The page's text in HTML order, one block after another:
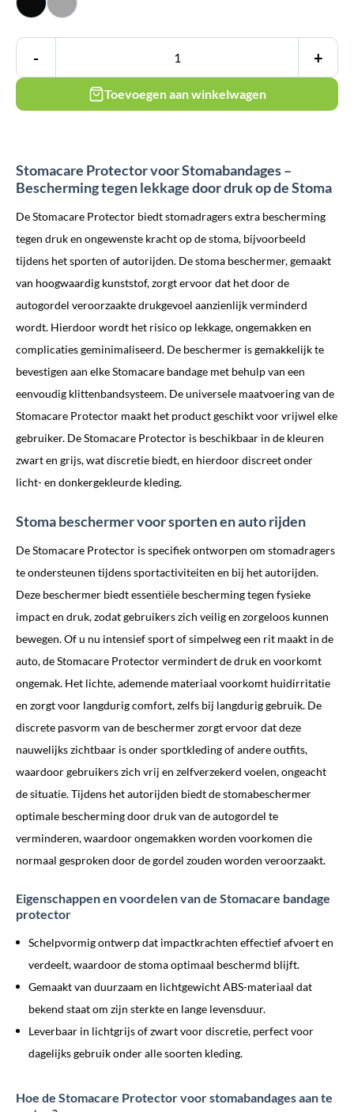
- +
Toevoegen aan winkelwagen
Stomacare Protector voor Stomabandages –
Bescherming tegen lekkage door druk op de Stoma
De Stomacare Protector biedt stomadragers extra bescherming
tegen druk en ongewenste kracht op de stoma, bijvoorbeeld
tijdens het sporten of autorijden. De stoma beschermer, gemaakt
van hoogwaardig kunststof, zorgt ervoor dat het door de
autogordel veroorzaakte drukgevoel aanzienlijk verminderd
wordt. Hierdoor wordt het risico op lekkage, ongemakken en
complicaties geminimaliseerd. De beschermer is gemakkelijk te
bevestigen aan elke Stomacare bandage met behulp van een
eenvoudig klittenbandsysteem. De universele maatvoering van de
Stomacare Protector maakt het product geschikt voor vrijwel elke
gebruiker. De Stomacare Protector is beschikbaar in de kleuren
zwart en grijs, wat discretie biedt, en hierdoor discreet onder
licht- en donkergekleurde kleding.
Stoma beschermer voor sporten en auto rijden
De Stomacare Protector is specifiek ontworpen om stomadragers
te ondersteunen tijdens sportactiviteiten en bij het autorijden.
Deze beschermer biedt essentiële bescherming tegen fysieke
impact en druk, zodat gebruikers zich veilig en zorgeloos kunnen
bewegen. Of u nu intensief sport of simpelweg een rit maakt in de
auto, de Stomacare Protector vermindert de druk en voorkomt
ongemak. Het lichte, ademende materiaal voorkomt huidirritatie
en zorgt voor langdurig comfort, zelfs bij langdurig gebruik. De
discrete pasvorm van de beschermer zorgt ervoor dat deze
nauwelijks zichtbaar is onder sportkleding of andere outfits,
waardoor gebruikers zich vrij en zelfverzekerd voelen, ongeacht
de situatie. Tijdens het autorijden biedt de stomabeschermer
optimale bescherming door druk van de autogordel te
verminderen, waardoor ongemakken worden voorkomen die
normaal gesproken door de gordel zouden worden veroorzaakt.
Eigenschappen en voordelen van de Stomacare bandage
protector
Schelpvormig ontwerp dat impactkrachten effectief afvoert en
verdeelt, waardoor de stoma optimaal beschermd blijft.
Gemaakt van duurzaam en lichtgewicht ABS-materiaal dat
bekend staat om zijn sterkte en lange levensduur.
Leverbaar in lichtgrijs of zwart voor discretie, perfect voor
dagelijks gebruik onder alle soorten kleding.
Hoe de Stomacare Protector voor stomabandages aan te